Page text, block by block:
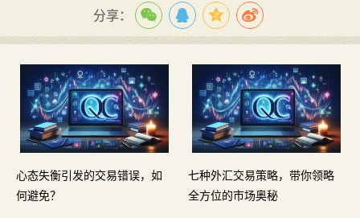
分享：
心态失衡引发的交易错误，如
何避免？
七种外汇交易策略，带你领略
全方位的市场奥秘